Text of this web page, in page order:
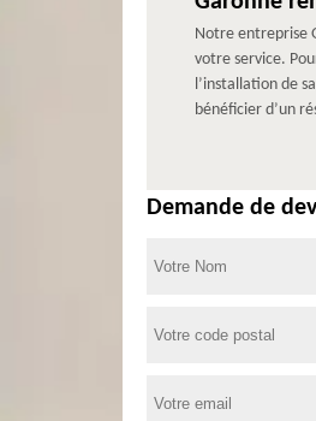
Notre entreprise
votre service.
l’installation de
bénéficier d’un
Demande de